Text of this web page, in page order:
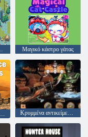
βασιλείων Μαγικό κάστρο γάτας
από Ερείπια Κρυμμένα αντικείμενα Pirate Treasure